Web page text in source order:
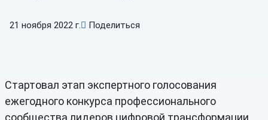
21 ноября 2022 г. Поделиться
Стартовал этап экспертного голосования
ежегодного конкурса профессионального
сообщества лидеров цифровой трансформации